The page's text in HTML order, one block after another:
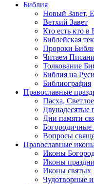
Библия
Новый Завет,
Ветхий Завет
Кто есть кто в
Библейская
Пророки
Читаем
Толкование
Библия на Руси
Библиография
Православные
Пасха,
Двунадесятые
Дни памяти
Богородичные
Вопросы
Православные
Иконы
Иконы
Иконы святых
Чудотворные